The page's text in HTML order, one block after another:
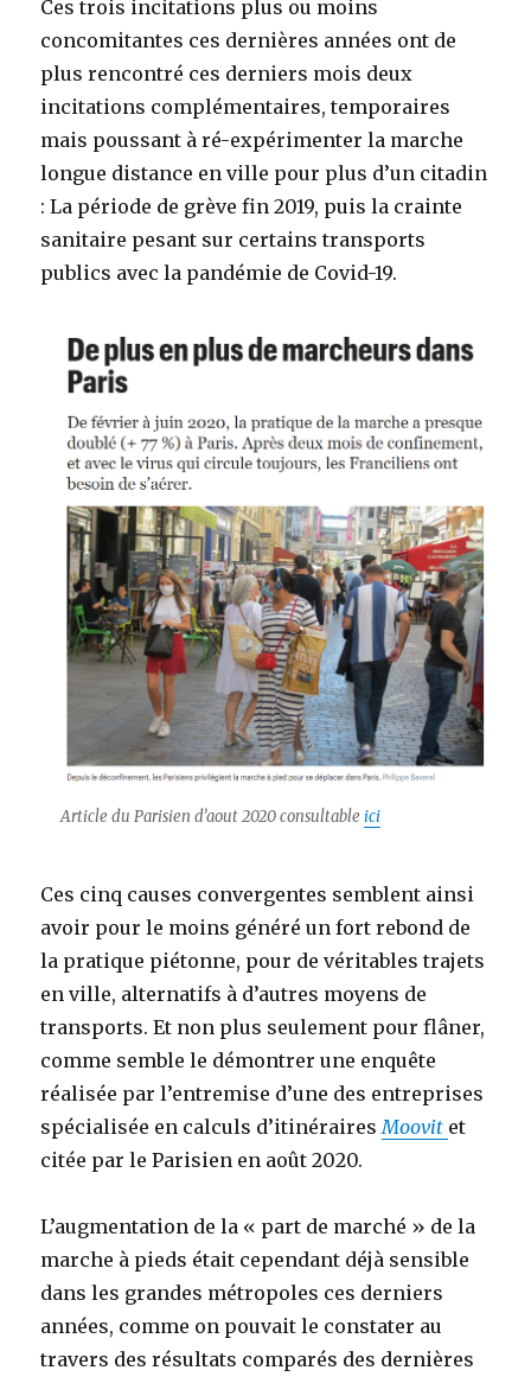
Ces trois incitations plus ou moins
concomitantes ces dernières années ont de
plus rencontré ces derniers mois deux
incitations complémentaires, temporaires
mais poussant à ré-expérimenter la marche
longue distance en ville pour plus d’un citadin
: La période de grève fin 2019, puis la crainte
sanitaire pesant sur certains transports
publics avec la pandémie de Covid-19.
Article du Parisien d’aout 2020 consultable ici
Ces cinq causes convergentes semblent ainsi
avoir pour le moins généré un fort rebond de
la pratique piétonne, pour de véritables trajets
en ville, alternatifs à d’autres moyens de
transports. Et non plus seulement pour flâner,
comme semble le démontrer une enquête
réalisée par l’entremise d’une des entreprises
spécialisée en calculs d’itinéraires Moovit et
citée par le Parisien en août 2020.
L’augmentation de la « part de marché » de la
marche à pieds était cependant déjà sensible
dans les grandes métropoles ces derniers
années, comme on pouvait le constater au
travers des résultats comparés des dernières